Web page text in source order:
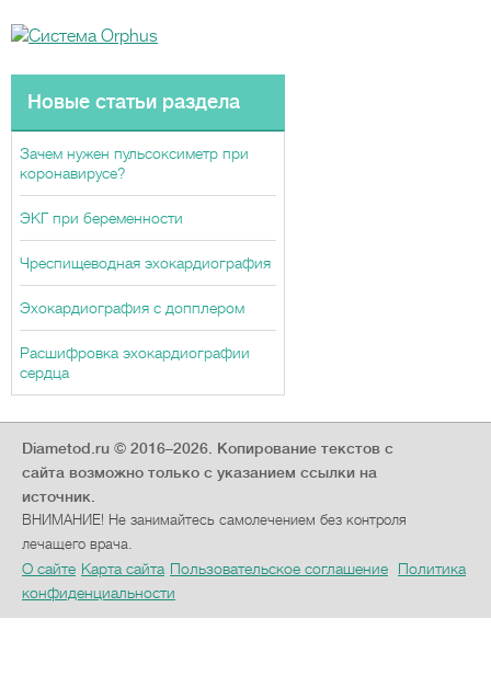
Новые статьи раздела
Зачем нужен пульсоксиметр при
коронавирусе?
ЭКГ при беременности
Чреспищеводная эхокардиография
Эхокардиография с допплером
Расшифровка эхокардиографии
сердца
Diametod.ru © 2016–2026. Копирование текстов с
сайта возможно только с указанием ссылки на
источник.
ВНИМАНИЕ! Не занимайтесь самолечением без контроля
лечащего врача.
О сайте Карта сайта Пользовательское соглашение
Политика
конфиденциальности